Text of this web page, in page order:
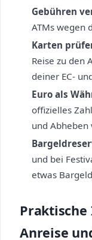
Gebühren
ATMs wegen
Karten
Reise zu den
deiner EC-
Euro als
offizielles
und Abheben
und bei
etwas
Anreise